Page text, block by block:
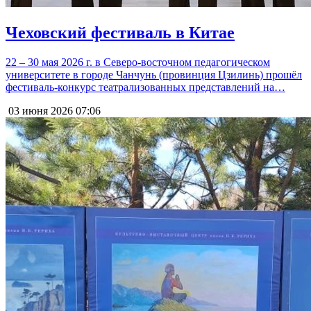
Чеховский фестиваль в Китае
22 – 30 мая 2026 г. в Северо-восточном педагогическом
университете в городе Чанчунь (провинция Цзилинь) прошёл
фестиваль-конкурс театрализованных представлений на…
03 июня 2026 07:06